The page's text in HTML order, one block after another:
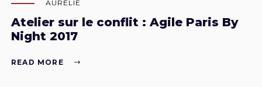
AURÉLIE
Atelier sur le conflit : Agile Paris By
Night 2017
READ MORE